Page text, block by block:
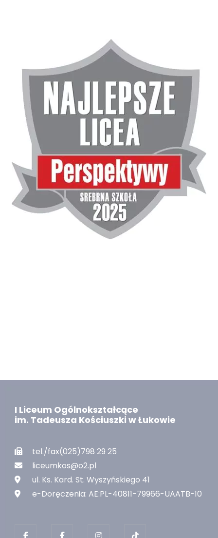
I Liceum Ogólnokształcące
im. Tadeusza Kościuszki w Łukowie
tel./fax(025)798 29 25
liceumkos@o2.pl
ul. Ks. Kard. St. Wyszyńskiego 41
e-Doręczenia: AE:PL-40811-79966-UAATB-10